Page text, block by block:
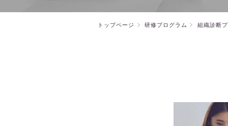
トップページ 研修プログラム 組織診断